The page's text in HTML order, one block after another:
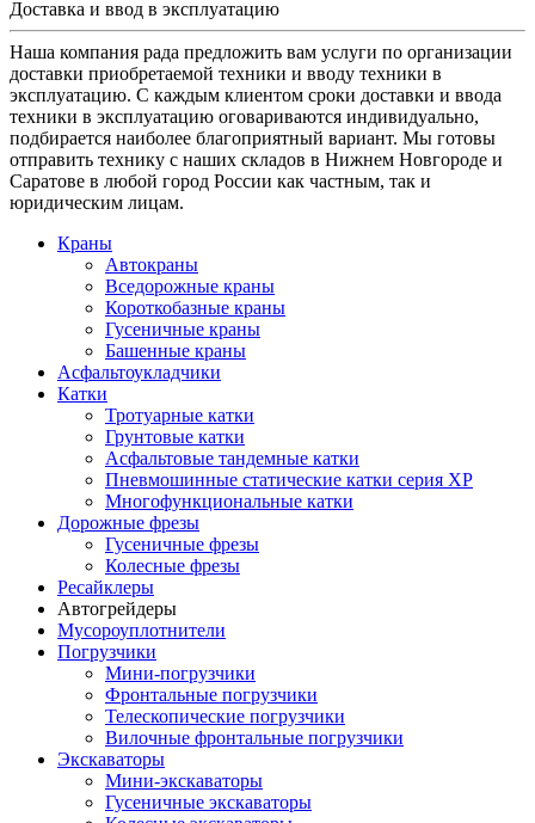
Доставка и ввод в эксплуатацию
Наша компания рада предложить вам услуги по организации
доставки приобретаемой техники и вводу техники в
эксплуатацию. С каждым клиентом сроки доставки и ввода
техники в эксплуатацию оговариваются индивидуально,
подбирается наиболее благоприятный вариант. Мы готовы
отправить технику с наших складов в Нижнем Новгороде и
Саратове в любой город России как частным, так и
юридическим лицам.
Краны
Автокраны
Вседорожные краны
Короткобазные краны
Гусеничные краны
Башенные краны
Асфальтоукладчики
Катки
Тротуарные катки
Грунтовые катки
Асфальтовые тандемные катки
Пневмошинные статические катки серия XP
Многофункциональные катки
Дорожные фрезы
Гусеничные фрезы
Колесные фрезы
Ресайклеры
Автогрейдеры
Мусороуплотнители
Погрузчики
Мини-погрузчики
Фронтальные погрузчики
Телескопические погрузчики
Вилочные фронтальные погрузчики
Экскаваторы
Мини-экскаваторы
Гусеничные экскаваторы